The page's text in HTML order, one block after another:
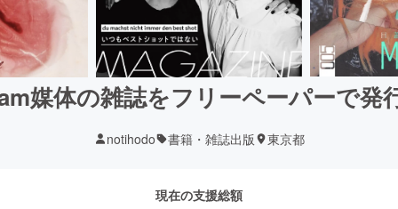
媒体の雑誌をフリーペーパーで発
notihodo 書籍・雑誌出版 東京都
現在の支援総額